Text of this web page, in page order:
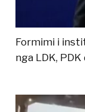
Formimi i
nga LDK,